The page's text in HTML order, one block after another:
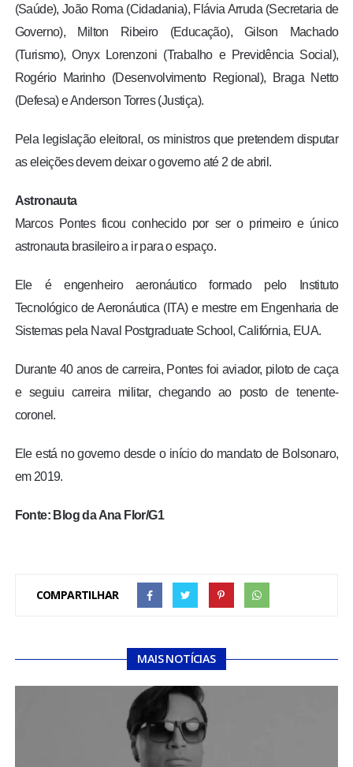
(Saúde), João Roma (Cidadania), Flávia Arruda (Secretaria de
Governo), Milton Ribeiro (Educação), Gilson Machado
(Turismo), Onyx Lorenzoni (Trabalho e Previdência Social),
Rogério Marinho (Desenvolvimento Regional), Braga Netto
(Defesa) e Anderson Torres (Justiça).
Pela legislação eleitoral, os ministros que pretendem disputar
as eleições devem deixar o governo até 2 de abril.
Astronauta
Marcos Pontes ficou conhecido por ser o primeiro e único
astronauta brasileiro a ir para o espaço.
Ele é engenheiro aeronáutico formado pelo Instituto
Tecnológico de Aeronáutica (ITA) e mestre em Engenharia de
Sistemas pela Naval Postgraduate School, Califórnia, EUA.
Durante 40 anos de carreira, Pontes foi aviador, piloto de caça
e seguiu carreira militar, chegando ao posto de tenente-
coronel.
Ele está no governo desde o início do mandato de Bolsonaro,
em 2019.
Fonte: Blog da Ana Flor/G1
COMPARTILHAR
MAIS NOTÍCIAS